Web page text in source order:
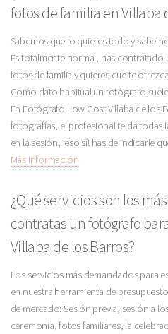
fotos de familia en Villaba
Sabemos que lo quieres todo y
Es totalmente normal, has
fotos de familia y quieres que te
Como dato habitual un fotógrafo
En Fotógrafo Low Cost Villaba de los
fotografías, el profesional te da todas
en la sesión, ¡eso sí! has de indicarle
Más Información
¿Qué servicios son los
contratas un fotógrafo
Villaba de los Barros?
Los servicios más demandados para
en nuestra herramienta de
de mercado: Sesión previa, sesión a
ceremonia, fotos familiares, la